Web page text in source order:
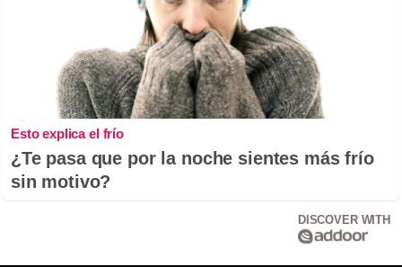
Esto explica el frío
¿Te pasa que por la noche sientes más frío
sin motivo?
DISCOVER WITH